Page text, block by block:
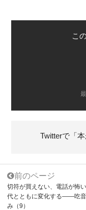
こ
Twitterで「
前のページ
切符が買えない、電話が
代とともに変化する――吃
み（9）